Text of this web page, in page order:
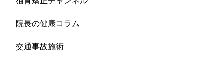
院長の健康コラム
交通事故施術